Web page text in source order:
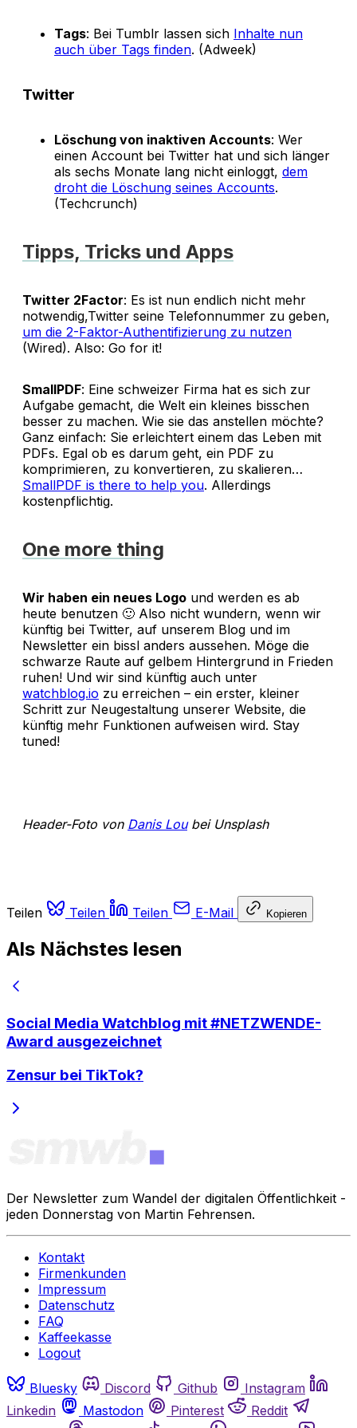
Tags: Bei Tumblr lassen sich Inhalte nun
auch über Tags finden. (Adweek)
Twitter
Löschung von inaktiven Accounts: Wer
einen Account bei Twitter hat und sich länger
als sechs Monate lang nicht einloggt, dem
droht die Löschung seines Accounts.
(Techcrunch)
Tipps, Tricks und Apps
Twitter 2Factor: Es ist nun endlich nicht mehr
notwendig,Twitter seine Telefonnummer zu geben,
um die 2-Faktor-Authentifizierung zu nutzen
(Wired). Also: Go for it!
SmallPDF: Eine schweizer Firma hat es sich zur
Aufgabe gemacht, die Welt ein kleines bisschen
besser zu machen. Wie sie das anstellen möchte?
Ganz einfach: Sie erleichtert einem das Leben mit
PDFs. Egal ob es darum geht, ein PDF zu
komprimieren, zu konvertieren, zu skalieren…
SmallPDF is there to help you. Allerdings
kostenpflichtig.
One more thing
Wir haben ein neues Logo und werden es ab
heute benutzen 🙂 Also nicht wundern, wenn wir
künftig bei Twitter, auf unserem Blog und im
Newsletter ein bissl anders aussehen. Möge die
schwarze Raute auf gelbem Hintergrund in Frieden
ruhen! Und wir sind künftig auch unter
watchblog.io zu erreichen – ein erster, kleiner
Schritt zur Neugestaltung unserer Website, die
künftig mehr Funktionen aufweisen wird. Stay
tuned!
Header-Foto von Danis Loubei Unsplash
Teilen Teilen Teilen E-Mail Kopieren
Als Nächstes lesen
Social Media Watchblog mit #NETZWENDE-
Award ausgezeichnet
Zensur bei TikTok?
Der Newsletter zum Wandel der digitalen Öffentlichkeit -
jeden Donnerstag von Martin Fehrensen.
Kontakt
Firmenkunden
Impressum
Datenschutz
FAQ
Kaffeekasse
Logout
Bluesky Discord Github
Instagram
Linkedin
Mastodon Pinterest
Reddit